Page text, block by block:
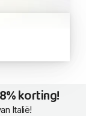
korting!
Italië!